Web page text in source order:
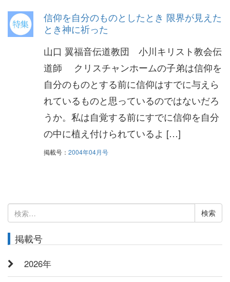
信仰を自分のものとしたとき 限界が見えた
とき神に祈った
山口 翼福音伝道教団 小川キリスト教会伝
道師 クリスチャンホームの子弟は信仰を
自分のものとする前に信仰はすでに与えら
れているものと思っているのではないだろ
うか。私は自覚する前にすでに信仰を自分
の中に植え付けられているよ […]
掲載号： 2004年04月号
検
索:
掲載号
2026年